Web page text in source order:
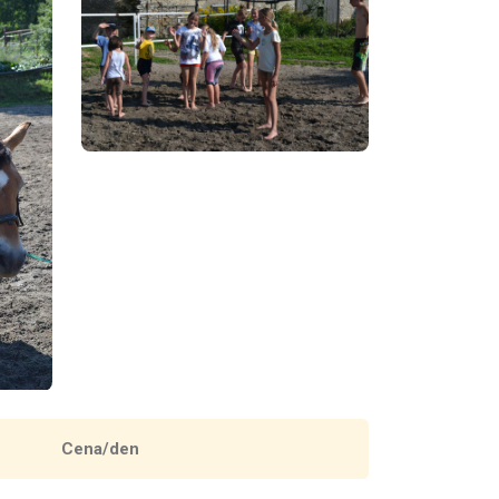
Cena/den